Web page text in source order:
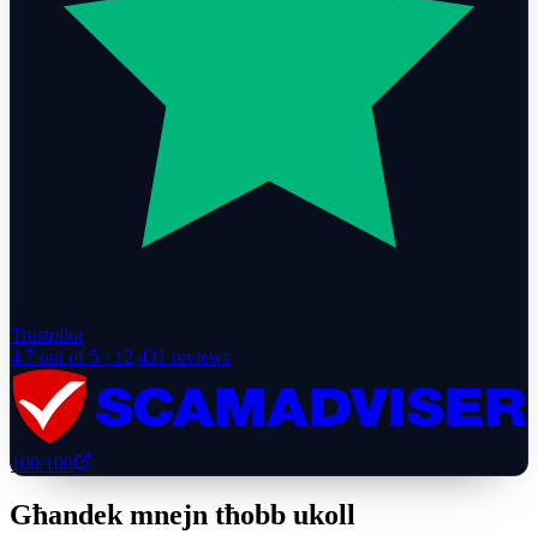
Trustpilot
4.7 out of 5 · 12,431 reviews
100/100
Għandek mnejn tħobb ukoll